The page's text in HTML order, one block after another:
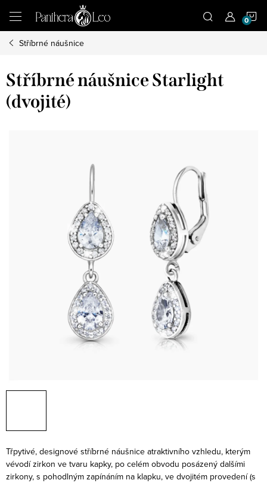
obsah
Stříbrné náušnice
Stříbrné náušnice Starlight
(dvojité)
Třpytivé, designové stříbrné náušnice atraktivního vzhledu, kterým
vévodí zirkon ve tvaru kapky, po celém obvodu posázený dalšími
zirkony, s pohodlným zapínáním na klapku, ve dvojitém provedení (s